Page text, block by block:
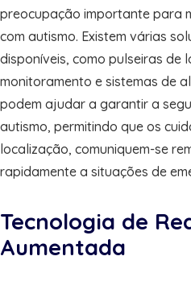
preocupação importante para
com autismo. Existem várias
disponíveis, como pulseiras de
monitoramento e sistemas de
podem ajudar a garantir a
autismo, permitindo que os
localização, comuniquem-se
rapidamente a situações de
Tecnologia de
Aumentada